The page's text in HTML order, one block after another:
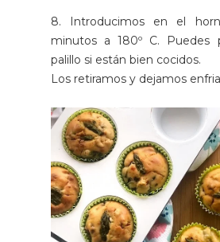
8. Introducimos en el
minutos a 180º C. Puedes
palillo si están bien cocidos.
Los retiramos y dejamos